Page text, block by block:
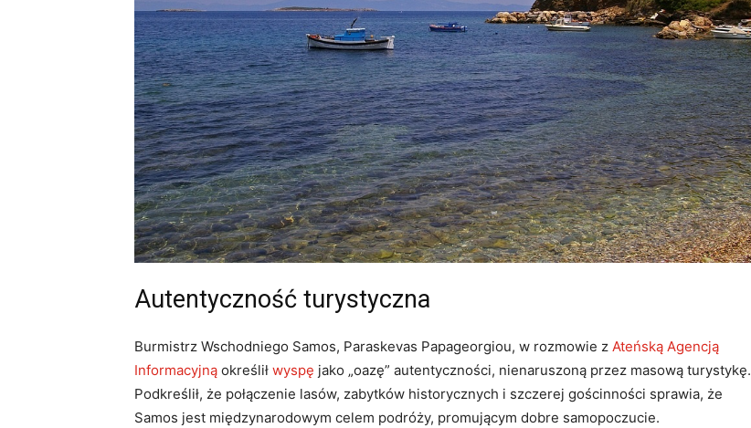
Autentyczność turystyczna
Burmistrz Wschodniego Samos, Paraskevas Papageorgiou, w rozmowie z Ateńską Agencją
Informacyjną określił wyspę jako „oazę” autentyczności, nienaruszoną przez masową turystykę.
Podkreślił, że połączenie lasów, zabytków historycznych i szczerej gościnności sprawia, że
Samos jest międzynarodowym celem podróży, promującym dobre samopoczucie.